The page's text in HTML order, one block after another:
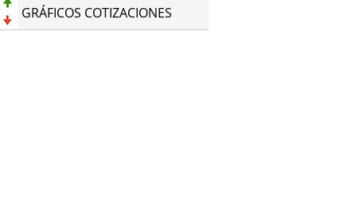
GRÁFICOS COTIZACIONES